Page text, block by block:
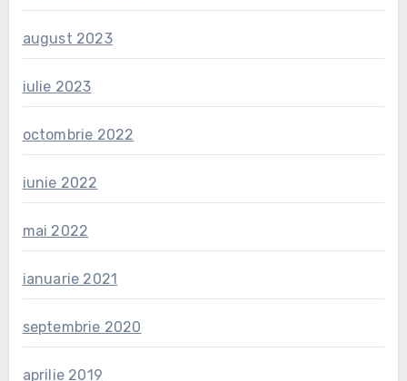
august 2023
iulie 2023
octombrie 2022
iunie 2022
mai 2022
ianuarie 2021
septembrie 2020
aprilie 2019